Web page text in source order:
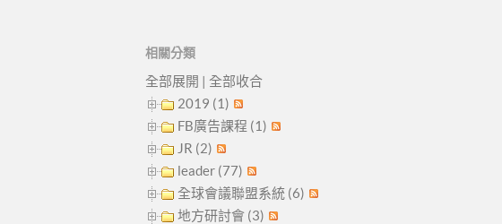
相關分類
全部展開 | 全部收合
2019 (1)
FB廣告課程 (1)
JR (2)
leader (77)
全球會議聯盟系統 (6)
地方研討會 (3)